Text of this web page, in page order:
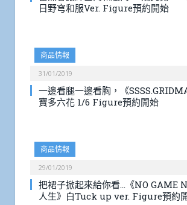
日野穹和服Ver. Figure預約開始
商品情報
31/01/2019
一邊看腿一邊看胸，《
寶多六花 1/6 Figure預約開始
商品情報
29/01/2019
把裙子掀起來給你看…《NO GAME
人生》白Tuck up ver. Figure預約